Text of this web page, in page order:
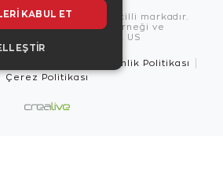
Zen Diamond tescilli markadır.
Birleşmiş Markalar Derneği ve
Programı üyesidir. US
Güvenlik Politikası
Çerez Politikası
KABUL ET